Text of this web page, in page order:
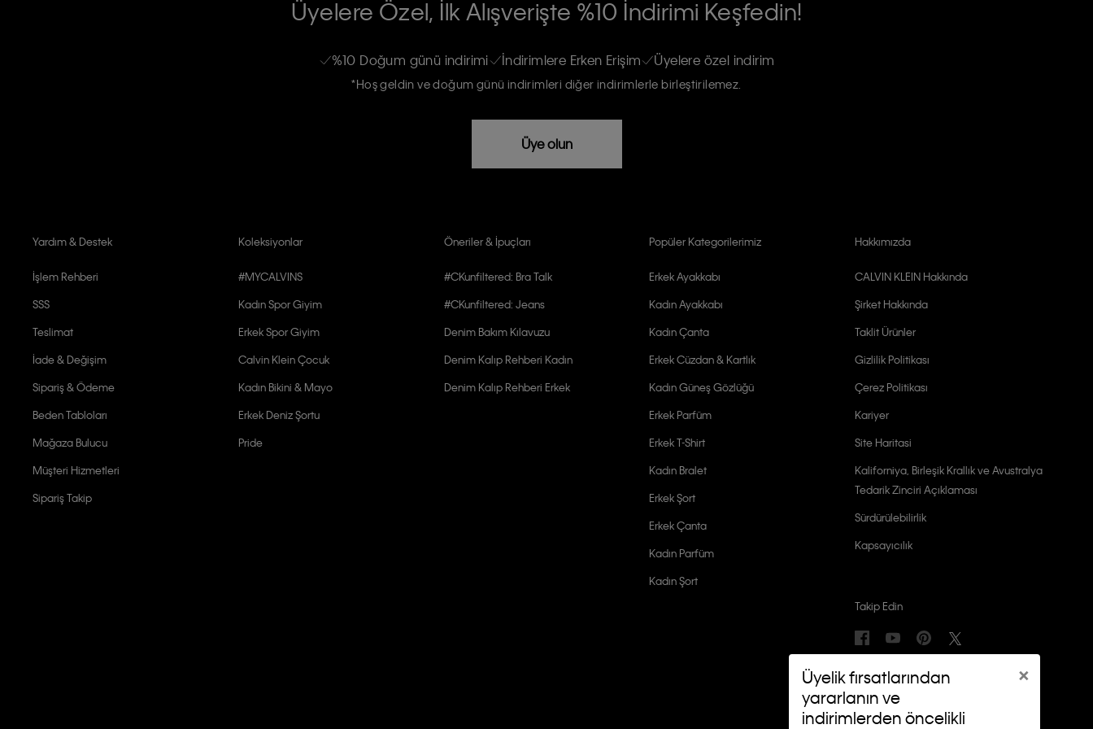
×
Üyelik fırsatlarından
yararlanın ve
indirimlerden öncelikli
Calvin Klein e-bültenine abone olarak, kişisel verilerimin Calvin Klein tarafına gönderileceğinin ve güncel ürün,
Üyelere Özel, İlk Alışverişte %10 İndirimi Keşfedin!
%10 Doğum günü indirimi İndirimlere Erken Erişim Üyelere özel indirim
*Hoş geldin ve doğum günü indirimleri diğer indirimlerle birleştirilemez.
Üye olun
Yardım & Destek
İşlem Rehberi
SSS
Teslimat
İade & Değişim
Sipariş & Ödeme
Beden Tabloları
Mağaza Bulucu
Müşteri Hizmetleri
Sipariş Takip
Koleksiyonlar
#MYCALVINS
Kadın Spor Giyim
Erkek Spor Giyim
Calvin Klein Çocuk
Kadın Bikini & Mayo
Erkek Deniz Şortu
Pride
Öneriler & İpuçları
#CKunfiltered: Bra Talk
#CKunfiltered: Jeans
Denim Bakım Kılavuzu
Denim Kalıp Rehberi Kadın
Denim Kalıp Rehberi Erkek
Popüler Kategorilerimiz
Erkek Ayakkabı
Kadın Ayakkabı
Kadın Çanta
Erkek Cüzdan & Kartlık
Kadın Güneş Gözlüğü
Erkek Parfüm
Erkek T-Shirt
Kadın Bralet
Erkek Şort
Erkek Çanta
Kadın Parfüm
Kadın Şort
Hakkımızda
CALVIN KLEIN Hakkında
Şirket Hakkında
Taklit Ürünler
Gizlilik Politikası
Çerez Politikası
Kariyer
Site Haritasi
Kaliforniya, Birleşik Krallık ve Avustralya
Tedarik Zinciri Açıklaması
Sürdürülebilirlik
Kapsayıcılık
Takip Edin